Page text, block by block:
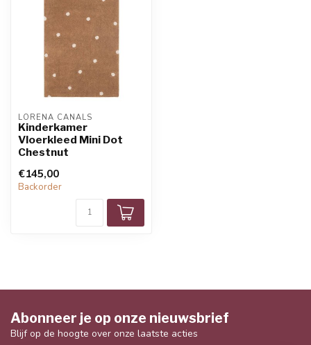
LORENA CANALS
Kinderkamer
Vloerkleed Mini Dot
Chestnut
€145,00
Backorder
Abonneer je op onze nieuwsbrief
Blijf op de hoogte over onze laatste acties